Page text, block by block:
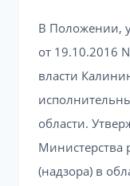
В Положении,
от 19.10.2016
власти
области.
Министерства
(надзора) в